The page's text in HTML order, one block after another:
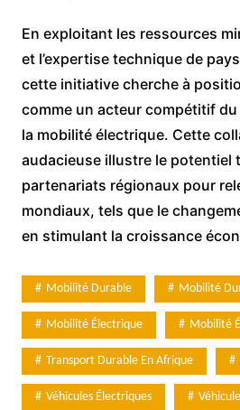
En exploitant les ressources
et l’expertise technique de
cette initiative cherche à
comme un acteur compétitif
la mobilité électrique. Cette
audacieuse illustre le potentiel
partenariats régionaux pour
mondiaux, tels que le
en stimulant la croissance
Mobilité Durable Mobilité
Mobilité Électrique Mobilité
Transport Durable En Afrique
Véhicules Électriques